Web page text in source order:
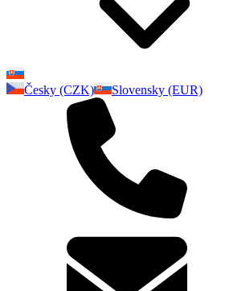
Česky (CZK)
Slovensky (EUR)